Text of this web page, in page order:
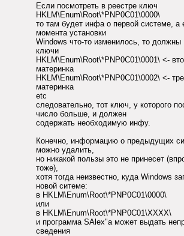
Если посмотреть в реестре ключ
HKLM\Enum\Root\*PNP0C01\0000\
то там будет инфа о первой системе, а
момента установки
Windows что-то изменилось, то должны
ключи
HKLM\Enum\Root\*PNP0C01\0001\ <-
материнка
HKLM\Enum\Root\*PNP0C01\0002\ <-
материнка
etc
следовательно, тот ключ, у которого
число больше, и должен
содержать необходимую инфу.
Конечно, информацию о предыдущих
можно удалить,
но никакой пользы это не принесет
тоже),
хотя тогда неизвестно, куда Windows
новой ситеме:
в HKLM\Enum\Root\*PNP0C01\0000\
или
в HKLM\Enum\Root\*PNP0C01\XXXX\
и программа SAlex"а может выдать
сведения